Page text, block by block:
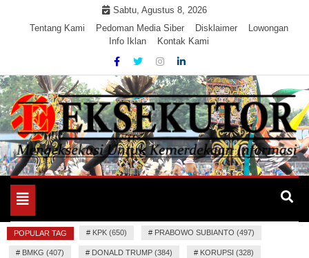
Sabtu, Agustus 8, 2026
Tentang Kami
Pedoman Media Siber Disklaimer
Lowongan
Info Iklan
Kontak Kami
EKSEKUTOR
Mengeksekusi Berita Untuk Kemerdekaan dan Keadilan
Toggle
navigation
POPULAR TAG # KPK (650) # PRABOWO SUBIANTO (497)
# BMKG (407) # DONALD TRUMP (384) # KORUPSI (328)